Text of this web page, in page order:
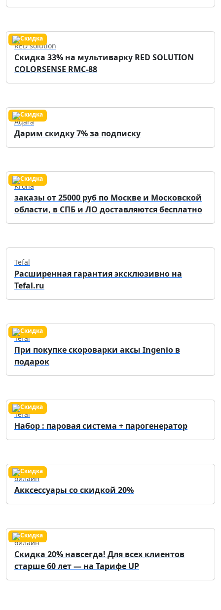
RED solution
Скидка 33% на мультиварку RED SOLUTION
COLORSENSE RMC-88
Aqara
Дарим скидку 7% за подписку
Krona
заказы от 25000 руб по Москве и Московской
области, в СПБ и ЛО доставляются бесплатно
Tefal
Расширенная гарантия эксклюзивно на
Tefal.ru
Tefal
При покупке скороварки аксы Ingenio в
подарок
Tefal
Набор : паровая система + парогенератор
билайн
Акксессуары со скидкой 20%
билайн
Скидка 20% навсегда! Для всех клиентов
старше 60 лет — на Тарифе UP